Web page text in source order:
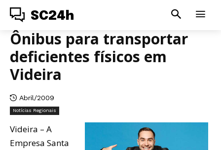
SC24h
Ônibus para transportar
deficientes físicos em
Videira
Abril/2009
Notícias Regionais
Videira – A
Empresa Santa